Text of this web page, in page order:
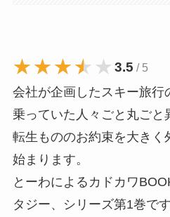
★★★★★
★★★★★ 3.5 / 5
会社が企画したスキー旅行
乗っていた人々ごと丸ご
転生もののお約束を大きく
始まります。
とーわによるカドカワ
タジー、
シリーズ第1巻です